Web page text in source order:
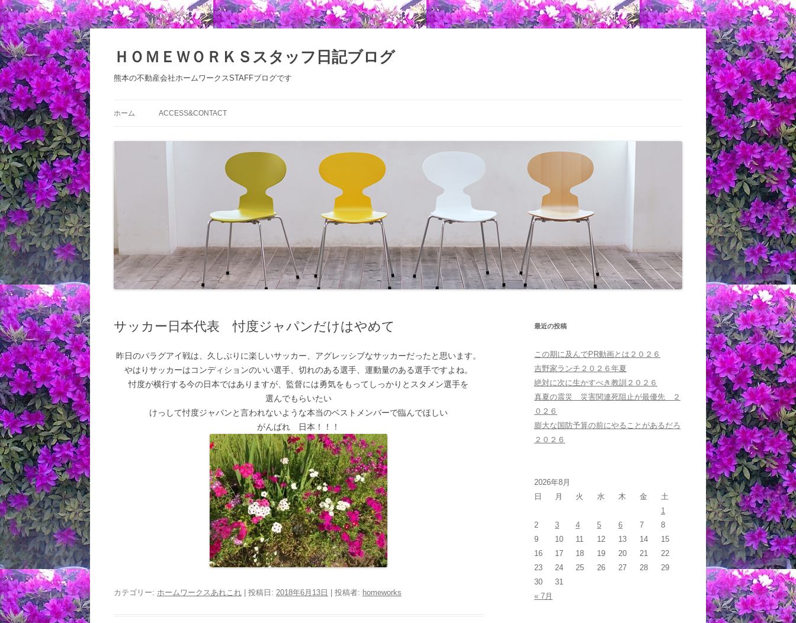
ン
ツ
へ
ス
ＨＯＭＥＷＯＲＫＳスタッフ日記ブログ
熊本の不動産会社ホームワークスSTAFFブログです
ホーム ACCESS&CONTACT
サッカー日本代表 忖度ジャパンだけはやめて
昨日のパラグアイ戦は、久しぶりに楽しいサッカー、アグレッシブなサッカーだったと思います。
やはりサッカーはコンディションのいい選手、切れのある選手、運動量のある選手ですよね。
忖度が横行する今の日本ではありますが、監督には勇気をもってしっかりとスタメン選手を
選んでもらいたい
けっして忖度ジャパンと言われないような本当のベストメンバーで臨んでほしい
がんばれ 日本！！！
カテゴリー: ホームワークスあれこれ | 投稿日: 2018年6月13日 投稿者: homeworks
最近の投稿
この期に及んでPR動画とは２０２６
吉野家ランチ２０２６年夏
絶対に次に生かすべき教訓２０２６
真夏の震災 災害関連死阻止が最優先 ２
０２６
膨大な国防予算の前にやることがあるだろ
２０２６
2026年8月
日
月 火 水 木 金
土
1
2
3 4 5 6 7
8
9
10 11 12 13 14
15
16
17 18 19 20 21
22
23
24 25 26 27 28
29
30
31
« 7月